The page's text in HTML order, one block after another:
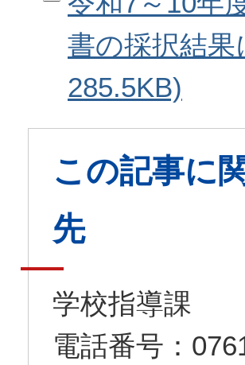
書の採択結
285.5KB)
この記事に
先
学校指導課
電話番号：